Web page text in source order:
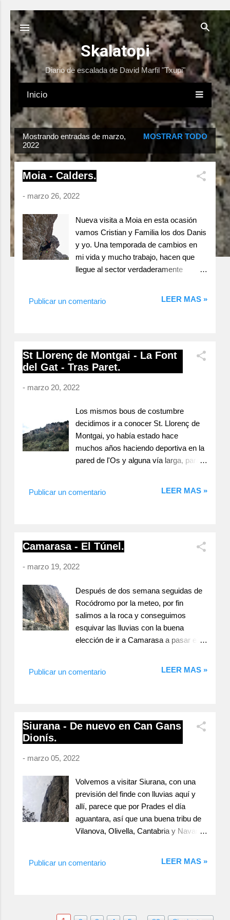
Ir al contenido principal
Skalatopi
Diario de escalada de David Marfil "Txupi"
Inicio
E
t
Mostrando entradas de marzo,
2022
MOSTRAR TODO
Moia - Calders.
- marzo 26, 2022
Nueva visita a Moia en esta ocasión
vamos Cristian y Familia los dos Danis
y yo. Una temporada de cambios en
mi vida y mucho trabajo, hacen que
llegue al sector verdaderamente
en dicho estado, así que tan solo le
conocida por los fanáticos de este tipo
de escalada. En general encontramos
de escaladores y escaladoras, vías
campus y desplome ascendente de
buen canto, con continuidad y una
bonita vía. Dels Xais 6b+ Dels Xais
6b+ Los compañeros probaron De la
gustar mucho. Corta jornada. Salud y
Publicar un comentario LEER MAS »
St Llorenç de Montgai - La Font
del Gat - Tras Paret.
- marzo 20, 2022
Los mismos bous de costumbre
decidimos ir a conocer St. Llorenç de
Montgai, yo había estado hace
muchos años haciendo deportiva en la
pared de l'Os y alguna vía larga, para
Camarasa estaba cortado bajamos
por la carretera de Camarasa a pesar
la entrada. La Font del Gat St. Llorenç
Paret El sector La Font del Gat esta
mas cercano a Camarasa que a St
Llorenç de Montgai. El sector se divide
en dos zonas diferenciadas La Font del
Gat y Tras Paret. Nosotros visitamos
treintena de vías de grados que van del
cortesía del blog Espacio, Amor y
Locura. Comenzamos en el lado
izquierdo probando alguna vía de pla...
Publicar un comentario LEER MAS »
Camarasa - El Túnel.
- marzo 19, 2022
Después de dos semana seguidas de
Rocódromo por la meteo, por fin
salimos a la roca y conseguimos
esquivar las lluvias con la buena
elección de ir a Camarasa a pasar el
Túnel. Camarasa - El Túnel El acceso
hasta la boca del primer túnel donde
Actualmente cuenta con unas 50 vías
predomino del sexto grado, la escalada
es de continuidad sobre muros
verticales o ligeramente tumbados,
caliza salpicada de agujeros y buenos
cantos en general. El pie de vía es
todo en la zona derecha. Reseñas El
Publicar un comentario LEER MAS »
Siurana - De nuevo en Can Gans
Dionís.
- marzo 05, 2022
Volvemos a visitar Siurana, con una
previsión del finde con lluvias aquí y
allí, parece que por Prades el día
aguantara, así que una buena tribu de
Vilanova, Olivella, Cantabria y Navarra
en Can Gans Dionís Los protagonistas
Pablo y yo, nos dirigimos al sector,
Publicar un comentario LEER MAS »